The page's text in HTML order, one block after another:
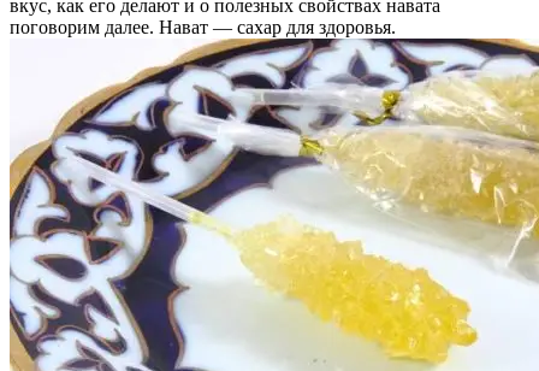
вкус, как его делают и о полезных свойствах навата
поговорим далее. Нават — сахар для здоровья.